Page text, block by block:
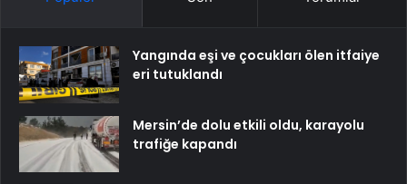
Yangında eşi ve çocukları ölen itfaiye
eri tutuklandı
Mersin’de dolu etkili oldu, karayolu
trafiğe kapandı